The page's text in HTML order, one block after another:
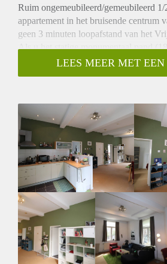
Ruim ongemeubileerd/gemeubileerd 1/
appartement in het bruisende centrum
geen 3 minuten loopafstand van het
Als u het statige monumentaal pand
u in ruime hal waar voldoende plaats is
Via een vaste trap komt u bij het
veel lichtinval waarin een ruime open
een 4 pits gaskookplaat, vaatwasser,
en voldoende kasten om spullen te
woonkamer aan de linkerkant komt u
afgewerkte badkamer van 8 m2 met
een was- en droogmachine, hangend
fontein en bad met douche
komt u in de slaap/hobby kamer van 6
rechterzijde van de woonkamer vind
slaapkamer van 14 m2
Alle vertrekken zijn voorzien van
thermostatische verwarming. Er is een
LEES MEER MET